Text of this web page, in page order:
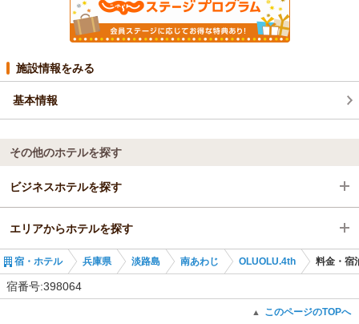
施設情報をみる
基本情報
その他のホテルを探す
ビジネスホテルを探す
兵庫県
淡路島
エリアからホテルを探す
兵庫県
宿・ホテル 兵庫県 淡路島 南あわじ OLUOLU.4th 料金・宿
宿番号:398064
▲ このページのTOPへ